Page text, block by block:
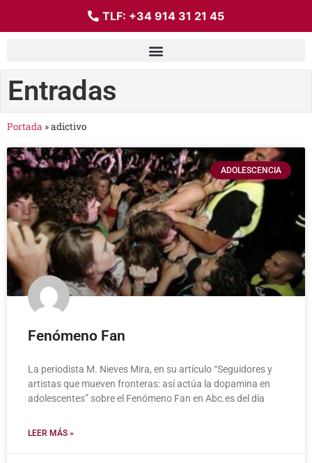
TLF: +34 914 31 21 45
Entradas
Portada »adictivo
ADOLESCENCIA
Fenómeno Fan
La periodista M. Nieves Mira, en su artículo “Seguidores y
artistas que mueven fronteras: así actúa la dopamina en
adolescentes” sobre el Fenómeno Fan en Abc.es del día
LEER MÁS »